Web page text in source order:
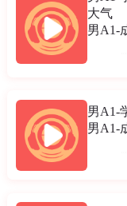
大气
男A1-
男A1-
男A1-